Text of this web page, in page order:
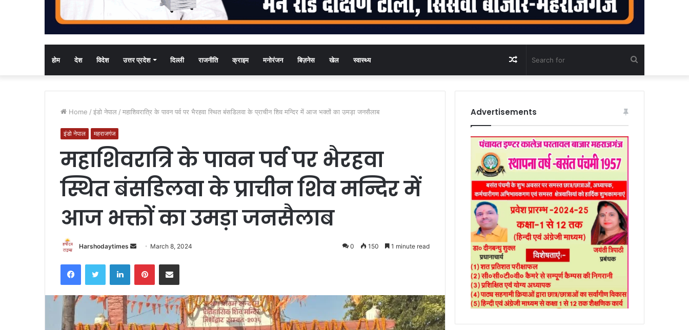
होम देश विदेश उत्तर प्रदेश दिल्ली राजनीति क्राइम मनोरंजन बिज़नेस खेल स्वास्थ्य
for
Random
Article
Home / इंडो नेपाल / महाशिवरात्रि के पावन पर्व पर भैरहवा स्थित बंसडिलवा के प्राचीन शिव मन्दिर में आज भक्तों का उमड़ा जनसैलाब
इंडो नेपाल महराजगंज
महाशिवरात्रि के पावन पर्व पर भैरहवा
स्थित बंसडिलवा के प्राचीन शिव मन्दिर में
आज भक्तों का उमड़ा जनसैलाब
Harshodaytimes
Send
email
March 8, 2024 0 150 1 minute read
FacebookTwitter LinkedInPinterestShare via Email
Advertisements